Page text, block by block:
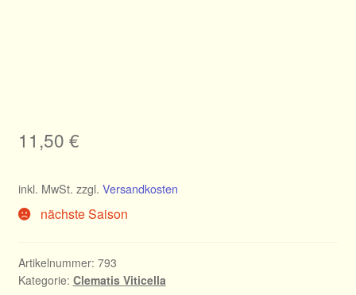
11,50 €
inkl. MwSt. zzgl. Versandkosten
nächste Saison
Artikelnummer: 793
Kategorie: Clematis Viticella